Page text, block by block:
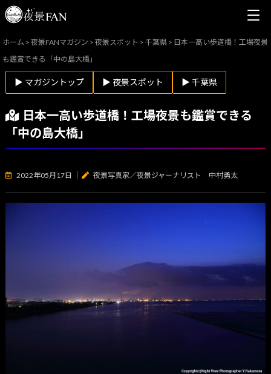
ホーム >夜景FANマガジン >夜景スポット >千葉県 > 日本一高い歩道橋！工場夜景
も鑑賞できる「中の島大橋」
▶ マガジントップ ▶ 夜景スポット ▶ 千葉県
日本一高い歩道橋！工場夜景も鑑賞できる
「中の島大橋」
2022年05月17日 夜景写真家／夜景ジャーナリスト 中村勇太